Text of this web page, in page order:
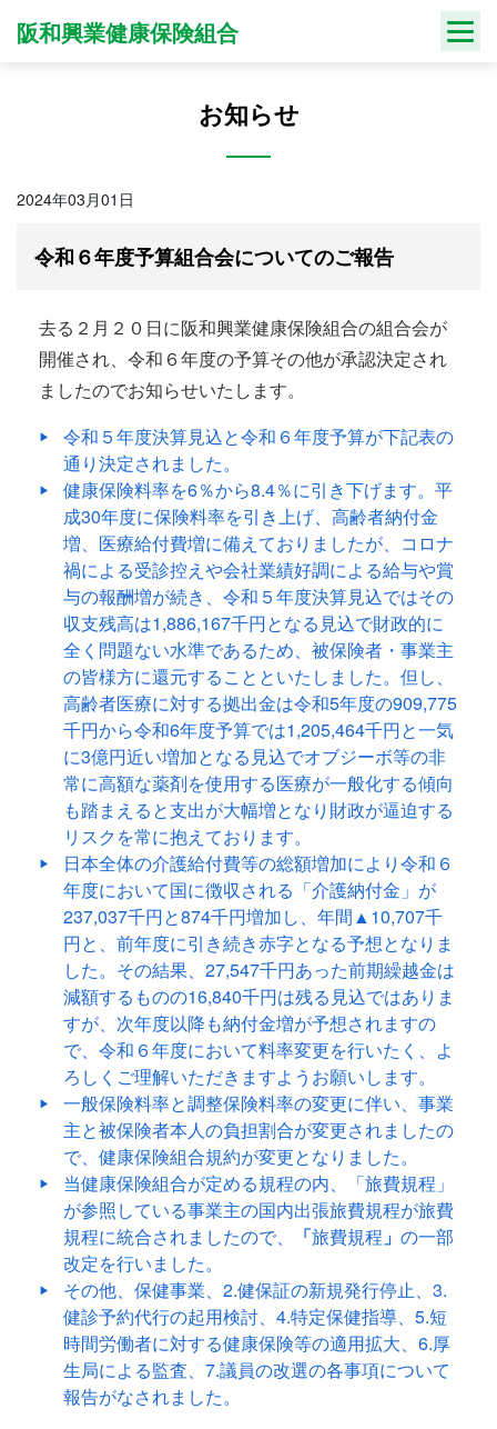
阪和興業健康保険組合
お知らせ
2024年03月01日
令和６年度予算組合会についてのご報告
去る２月２０日に阪和興業健康保険組合の組合会が
開催され、令和６年度の予算その他が承認決定され
ましたのでお知らせいたします。
令和５年度決算見込と令和６年度予算が下記表の
通り決定されました。
健康保険料率を6％から8.4％に引き下げます。平
成30年度に保険料率を引き上げ、高齢者納付金
増、医療給付費増に備えておりましたが、コロナ
禍による受診控えや会社業績好調による給与や賞
与の報酬増が続き、令和５年度決算見込ではその
収支残高は1,886,167千円となる見込で財政的に
全く問題ない水準であるため、被保険者・事業主
の皆様方に還元することといたしました。但し、
高齢者医療に対する拠出金は令和5年度の909,775
千円から令和6年度予算では1,205,464千円と一気
に3億円近い増加となる見込でオブジーボ等の非
常に高額な薬剤を使用する医療が一般化する傾向
も踏まえると支出が大幅増となり財政が逼迫する
リスクを常に抱えております。
日本全体の介護給付費等の総額増加により令和６
年度において国に徴収される「介護納付金」が
237,037千円と874千円増加し、年間▲10,707千
円と、前年度に引き続き赤字となる予想となりま
した。その結果、27,547千円あった前期繰越金は
減額するものの16,840千円は残る見込ではありま
すが、次年度以降も納付金増が予想されますの
で、令和６年度において料率変更を行いたく、よ
ろしくご理解いただきますようお願いします。
一般保険料率と調整保険料率の変更に伴い、事業
主と被保険者本人の負担割合が変更されましたの
で、健康保険組合規約が変更となりました。
当健康保険組合が定める規程の内、「旅費規程」
が参照している事業主の国内出張旅費規程が旅費
規程に統合されましたので、
「旅費規程 」 の一部
改定を行いました。
その他、保健事業、2.健保証の新規発行停止、3.
健診予約代行の起用検討、4.特定保健指導、5.短
時間労働者に対する健康保険等の適用拡大、6.厚
生局による監査、7.議員の改選の各事項について
報告がなされました。